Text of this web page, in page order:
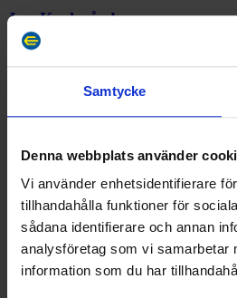
Samtycke
Denna webbplats använder
Vi använder enhetsidentifierare
tillhandahålla funktioner för
sådana identifierare och annan
analysföretag som vi samarbetar
information som du har
Jan Karlsgården
Jan Karlsgården i Kastelholm, Sund, är
hur en åländsk gård kunde ha sett ut på